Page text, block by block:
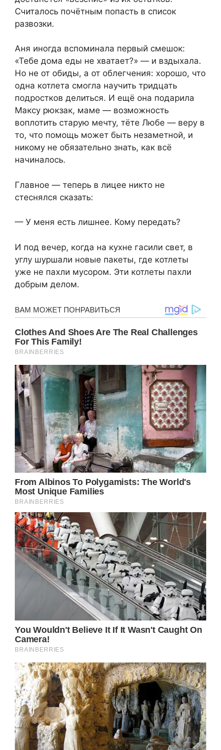
Считалось почётным попасть в список
развозки.
Аня иногда вспоминала первый смешок:
«Тебе дома еды не хватает?» — и вздыхала.
Но не от обиды, а от облегчения: хорошо, что
одна котлета смогла научить тридцать
подростков делиться. И ещё она подарила
Максу рюкзак, маме — возможность
воплотить старую мечту, тёте Любе — веру в
то, что помощь может быть незаметной, и
никому не обязательно знать, как всё
начиналось.
Главное — теперь в лицее никто не
стеснялся сказать:
— У меня есть лишнее. Кому передать?
И под вечер, когда на кухне гасили свет, в
углу шуршали новые пакеты, где котлеты
уже не пахли мусором. Эти котлеты пахли
добрым делом.